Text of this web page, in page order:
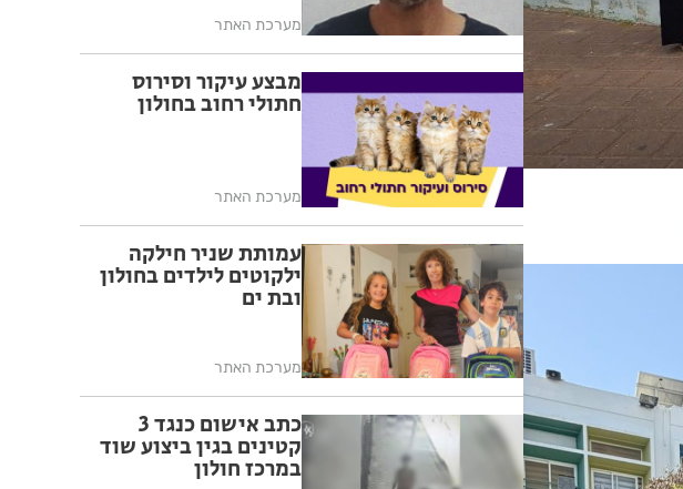
מערכת האתר
מבצע עיקור וסירוס
חתולי רחוב בחולון
מערכת האתר
עמותת שניר חילקה
ילקוטים לילדים בחולון
ובת ים
מערכת האתר
כתב אישום כנגד 3
קטינים בגין ביצוע שוד
במרכז חולון